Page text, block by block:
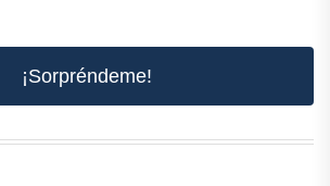
¡Sorpréndeme!